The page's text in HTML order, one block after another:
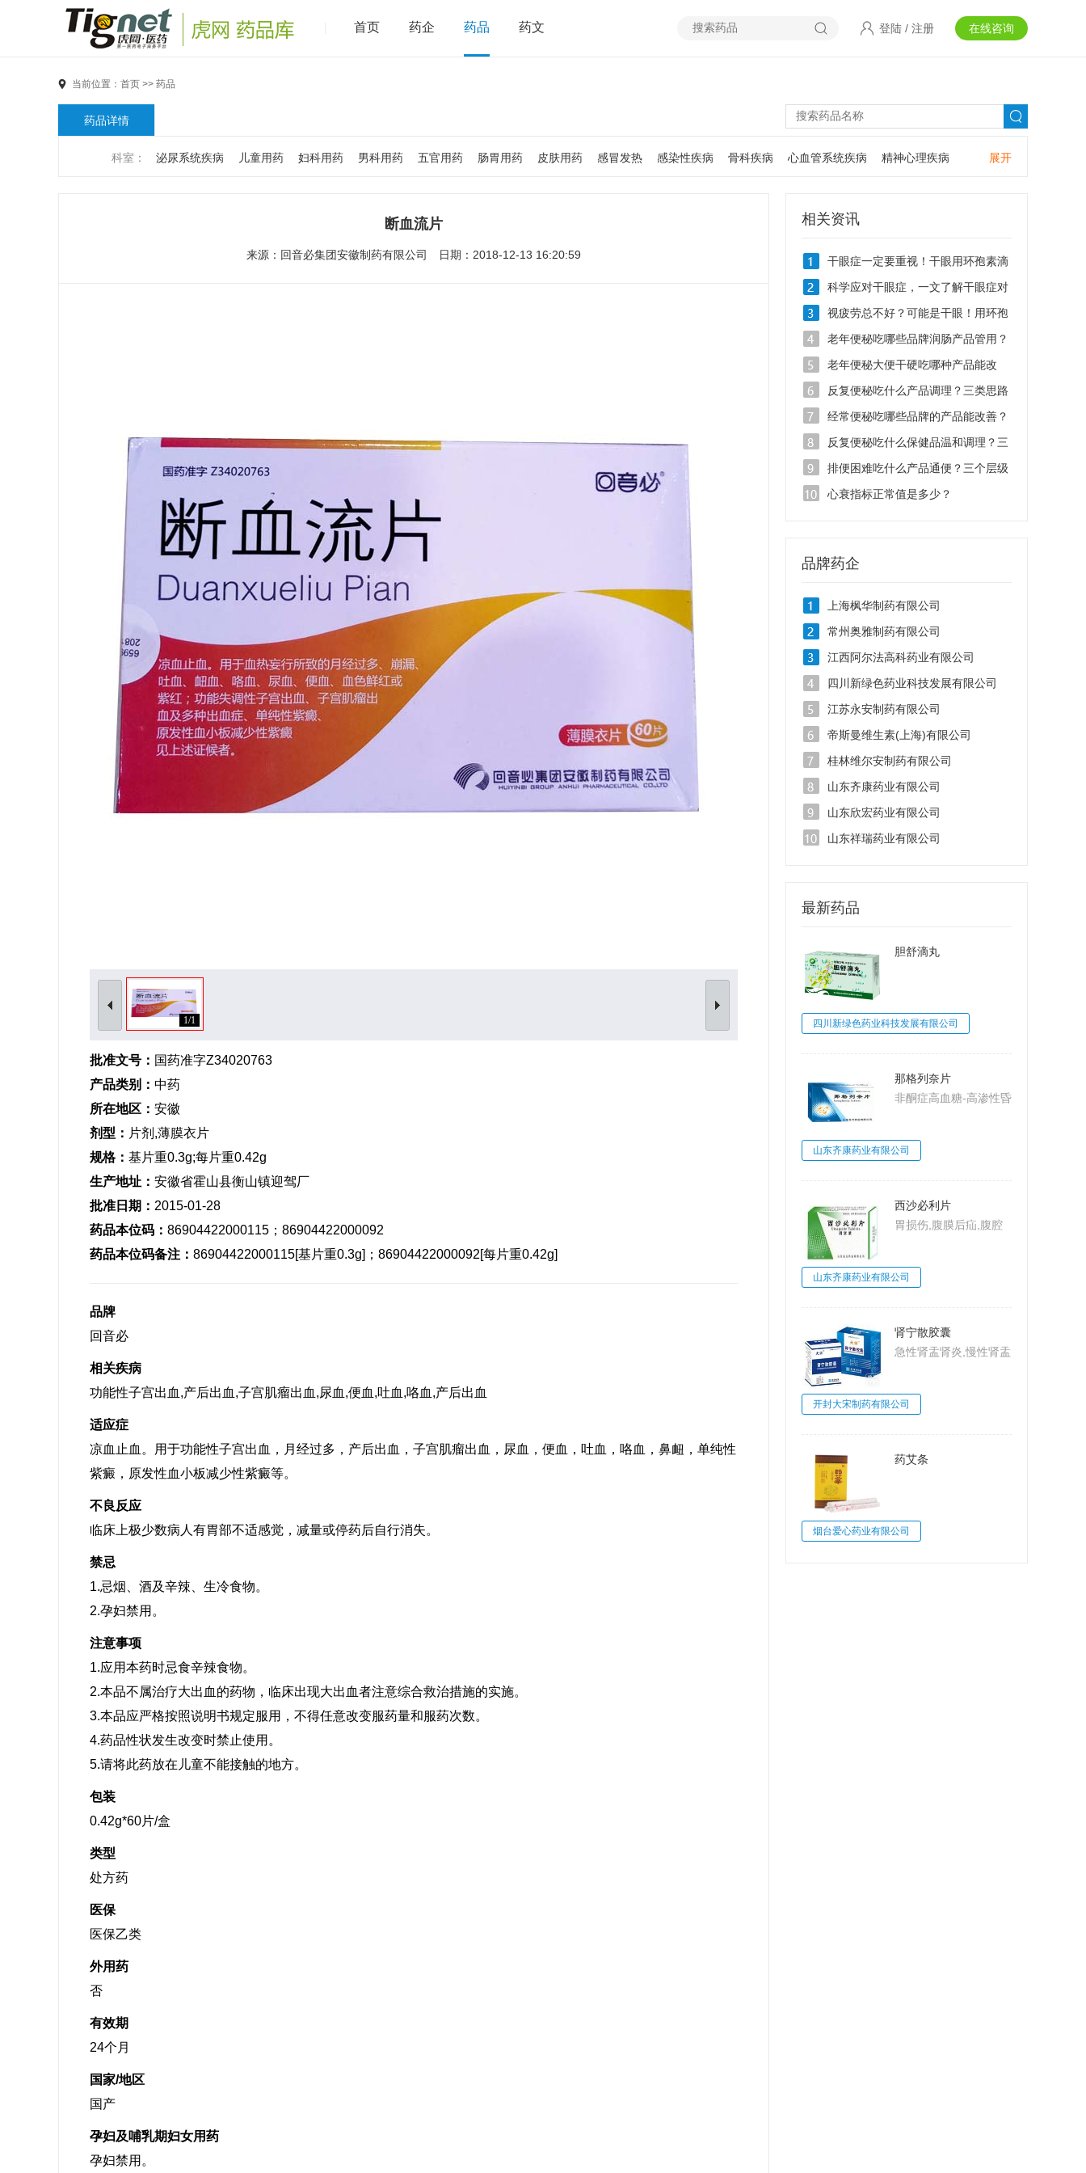
首页 药企 药品 药文 在线咨询
登陆 / 注册
当前位置： 首页 >> 药品
药品详情
展开
科室： 泌尿系统疾病 儿童用药 妇科用药 男科用药 五官用药 肠胃用药 皮肤用药 感冒发热 感染性疾病 骨科疾病 心血管系统疾病 精神心理疾病
女性生殖及妊娠疾病
断血流片
来源： 回音必集团安徽制药有限公司 日期：2018-12-13 16:20:59
1/1
批准文号： 国药准字Z34020763
产品类别： 中药
所在地区： 安徽
剂型： 片剂,薄膜衣片
规格： 基片重0.3g;每片重0.42g
生产地址： 安徽省霍山县衡山镇迎驾厂
批准日期： 2015-01-28
药品本位码： 86904422000115；86904422000092
药品本位码备注： 86904422000115[基片重0.3g]；86904422000092[每片重0.42g]
品牌
回音必
相关疾病
功能性子宫出血,产后出血,子宫肌瘤出血,尿血,便血,吐血,咯血,产后出血
适应症
凉血止血。用于功能性子宫出血，月经过多，产后出血，子宫肌瘤出血，尿血，便血，吐血，咯血，鼻衄，单纯性
紫癜，原发性血小板减少性紫癜等。
不良反应
临床上极少数病人有胃部不适感觉，减量或停药后自行消失。
禁忌
1.忌烟、酒及辛辣、生冷食物。
2.孕妇禁用。
注意事项
1.应用本药时忌食辛辣食物。
2.本品不属治疗大出血的药物，临床出现大出血者注意综合救治措施的实施。
3.本品应严格按照说明书规定服用，不得任意改变服药量和服药次数。
4.药品性状发生改变时禁止使用。
5.请将此药放在儿童不能接触的地方。
包装
0.42g*60片/盒
类型
处方药
医保
医保乙类
外用药
否
有效期
24个月
国家/地区
国产
孕妇及哺乳期妇女用药
孕妇禁用。
相关资讯
干眼症一定要重视！干眼用环孢素滴
眼液Ⅱ可以吗？
科学应对干眼症，一文了解干眼症对
症治疗用什么眼药水？
视疲劳总不好？可能是干眼！用环孢
素滴眼液Ⅱ效果好不好？
老年便秘吃哪些品牌润肠产品管用？
按类型选更靠谱
老年便秘大便干硬吃哪种产品能改
善？
反复便秘吃什么产品调理？三类思路
对照
经常便秘吃哪些品牌的产品能改善？
按类型选不踩坑
反复便秘吃什么保健品温和调理？三
个层级对症选
排便困难吃什么产品通便？三个层级
选对才有用
心衰指标正常值是多少？
品牌药企
上海枫华制药有限公司
常州奥雅制药有限公司
江西阿尔法高科药业有限公司
四川新绿色药业科技发展有限公司
江苏永安制药有限公司
帝斯曼维生素(上海)有限公司
桂林维尔安制药有限公司
山东齐康药业有限公司
山东欣宏药业有限公司
山东祥瑞药业有限公司
最新药品
胆舒滴丸
四川新绿色药业科技发展有限公司
那格列奈片
非酮症高血糖-高渗性昏
山东齐康药业有限公司
西沙必利片
胃损伤,腹膜后疝,腹腔
大肠梗阻,肠系膜上动脉
山东齐康药业有限公司
肾宁散胶囊
急性肾盂肾炎,慢性肾盂
开封大宋制药有限公司
药艾条
烟台爱心药业有限公司